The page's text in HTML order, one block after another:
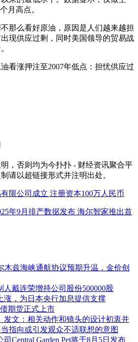
月高点。
么看好原油，原因是人们越来越担
现供应过剩，同时美国领导的贸易战
，否则均为今扑扑 - 财经资讯聚合平
请以超链接形式并注明出处。
限公司成立 注册资本100万人民币
年9月排产数据发布 海尔智家推出首
木兹海峡通航协议预期升温，金价创
戴连荣增持公司股份500000股
涨，为日本央行加息提供支撑
期货正式上市
发文：相关动作和镜头的设计初衷并
指向或引发观众不适联想的意图
Central Garden Pet将于8月5日发布